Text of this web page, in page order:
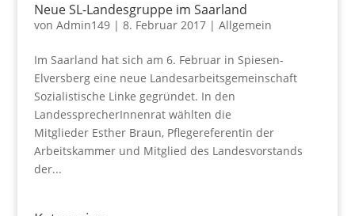
Neue SL-Landesgruppe im Saarland
von Admin149| 8. Februar 2017| Allgemein
Im Saarland hat sich am 6. Februar in Spiesen-
Elversberg eine neue Landesarbeitsgemeinschaft
Sozialistische Linke gegründet. In den
LandessprecherInnenrat wählten die
Mitglieder Esther Braun, Pflegereferentin der
Arbeitskammer und Mitglied des Landesvorstands
der...